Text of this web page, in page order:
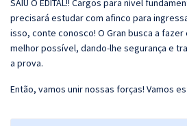
SAIU O EDITAL!! Cargos para nível
precisará estudar com afinco para
isso, conte conosco! O Gran busca a fazer
melhor possível, dando-lhe segurança e
a prova.
Então, vamos unir nossas forças! Vamos